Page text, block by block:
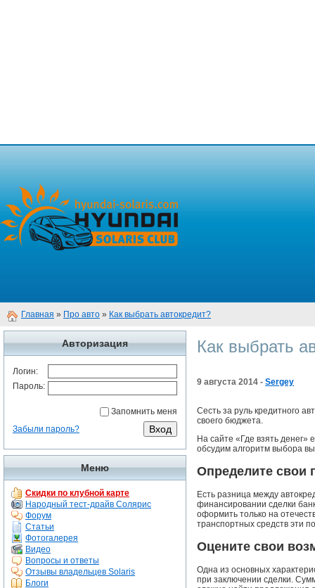
Главная » Про авто » Как выбрать автокредит?
Авторизация
Логин:
Пароль:
Запомнить меня
Забыли пароль?
Меню
Скидки по клубной карте
Народный тест-драйв Солярис
Форум
Статьи
Фотогалерея
Видео
Вопросы и ответы
Отзывы владельцев Solaris
Блоги
Как выбрать
9 августа 2014 - Sergey
Сесть за руль кредитного
своего бюджета.
На сайте «Где взять денег»
обсудим алгоритм выбора
Определите свои
Есть разница между
финансировании сделки
оформить только на
транспортных средств эти
Оцените свои
Одна из основных
при заключении сделки.